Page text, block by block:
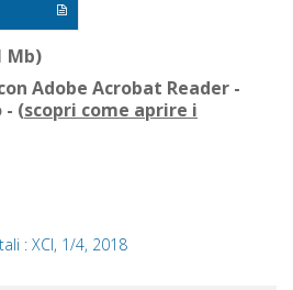
Mb)
Adobe Acrobat Reader -
(scopri come aprire i
: XCI, 1/4, 2018